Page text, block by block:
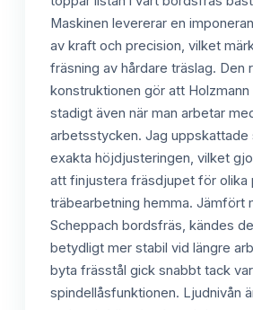
Maskinen levererar en
av kraft och precision, vilket
fräsning av hårdare träslag. Den
konstruktionen gör att
stadigt även när man arbetar
arbetsstycken. Jag uppskattade
exakta höjdjusteringen, vilket
att finjustera fräsdjupet för olika
träbearbetning hemma. Jämfört
Scheppach bordsfräs, kändes
betydligt mer stabil vid längre
byta frässtål gick snabbt tack
spindellåsfunktionen. Ljudnivån